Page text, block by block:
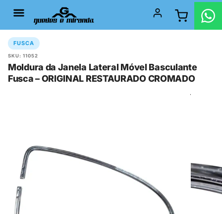
FUSCA
SKU: 11052
Moldura da Janela Lateral Móvel Basculante
Fusca – ORIGINAL RESTAURADO CROMADO